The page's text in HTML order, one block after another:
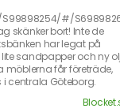
#/
skänker bort! Inte de
har legat på
sandpapper och ny
möblerna får företräde,
centrala Göteborg.